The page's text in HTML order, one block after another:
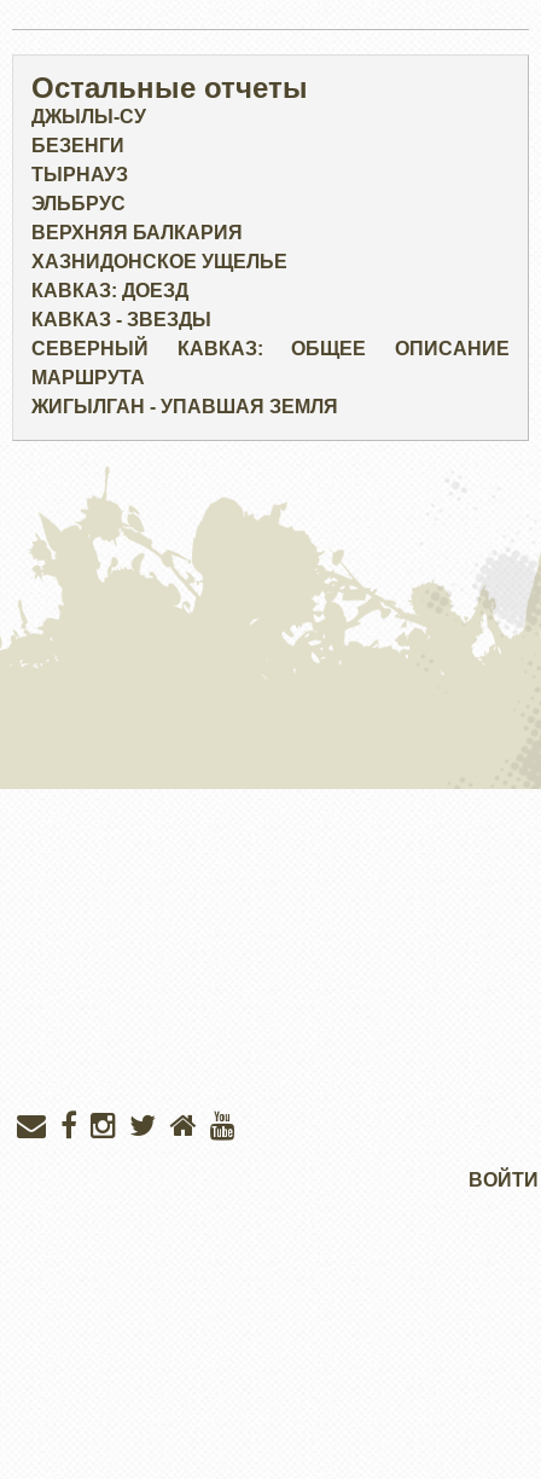
Остальные отчеты
ДЖЫЛЫ-СУ
БЕЗЕНГИ
ТЫРНАУЗ
ЭЛЬБРУС
ВЕРХНЯЯ БАЛКАРИЯ
ХАЗНИДОНСКОЕ УЩЕЛЬЕ
КАВКАЗ: ДОЕЗД
КАВКАЗ - ЗВЕЗДЫ
СЕВЕРНЫЙ КАВКАЗ: ОБЩЕЕ ОПИСАНИЕ
МАРШРУТА
ЖИГЫЛГАН - УПАВШАЯ ЗЕМЛЯ
ВОЙТИ